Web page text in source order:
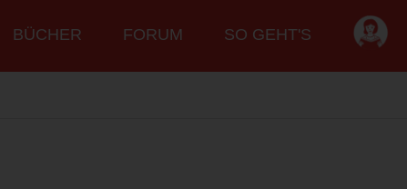
BÜCHER FORUM SO GEHT'S